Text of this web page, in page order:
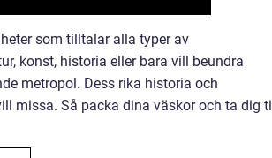
som tilltalar alla typer av
konst, historia eller bara vill beundra
metropol. Dess rika historia och
missa. Så packa dina väskor och ta dig till